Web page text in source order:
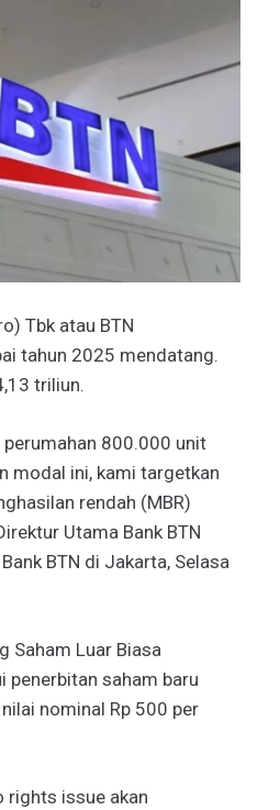
Tbk atau BTN
tahun 2025 mendatang.
triliun.
perumahan 800.000 unit
modal ini, kami targetkan
rendah (MBR)
Utama Bank BTN
BTN di Jakarta, Selasa
Saham Luar Biasa
penerbitan saham baru
nominal Rp 500 per
rights issue akan